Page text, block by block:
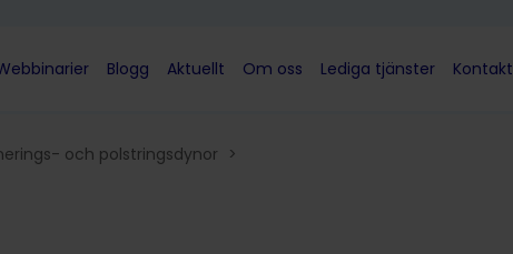
Blogg Aktuellt Om oss Lediga tjänster Kontakt
och polstringsdynor >